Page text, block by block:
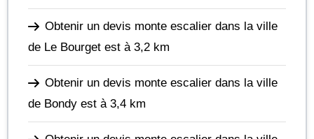
Obtenir un devis monte escalier dans la ville
de Le Bourget est à 3,2 km
Obtenir un devis monte escalier dans la ville
de Bondy est à 3,4 km